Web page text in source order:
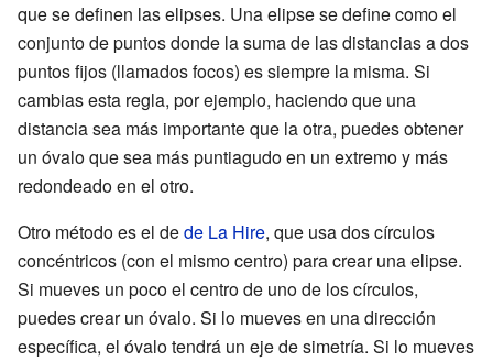
que se definen las elipses. Una elipse se define como el
conjunto de puntos donde la suma de las distancias a dos
puntos fijos (llamados focos) es siempre la misma. Si
cambias esta regla, por ejemplo, haciendo que una
distancia sea más importante que la otra, puedes obtener
un óvalo que sea más puntiagudo en un extremo y más
redondeado en el otro.
Otro método es el dede La Hire, que usa dos círculos
concéntricos (con el mismo centro) para crear una elipse.
Si mueves un poco el centro de uno de los círculos,
puedes crear un óvalo. Si lo mueves en una dirección
específica, el óvalo tendrá un eje de simetría. Si lo mueves